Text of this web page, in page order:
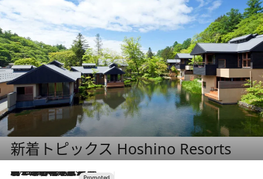
新着トピックス Hoshino Resorts
2026.8.7
【トンボの足水浴】ヒノキの香りに包まれて涼感マックス！約13℃の湧水かけ流しを避暑地「星野温泉 トンボの湯」で体験